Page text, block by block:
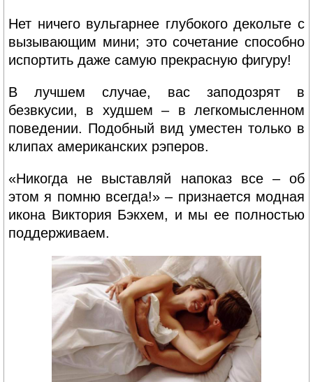
Нет ничего вульгарнее глубокого декольте с
вызывающим мини; это сочетание способно
испортить даже самую прекрасную фигуру!
В лучшем случае, вас заподозрят в
безвкусии, в худшем – в легкомысленном
поведении. Подобный вид уместен только в
клипах американских рэперов.
«Никогда не выставляй напоказ все – об
этом я помню всегда!» – признается модная
икона Виктория Бэкхем, и мы ее полностью
поддерживаем.